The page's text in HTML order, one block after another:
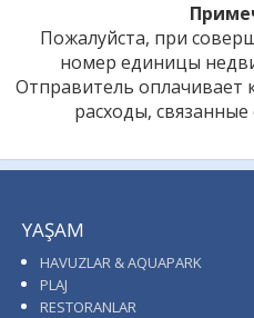
Пожалуйста, при
номер единицы
Отправитель оплачивает
расходы,
YAŞAM
HAVUZLAR & AQUAPARK
PLAJ
RESTORANLAR